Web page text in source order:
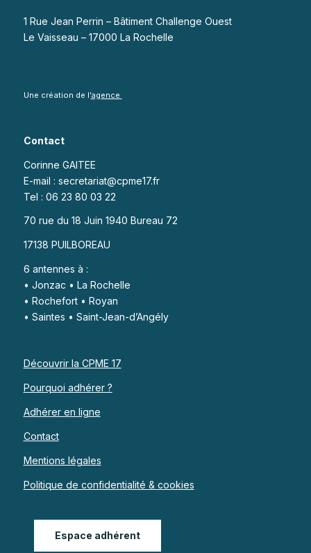
1 Rue Jean Perrin – Bâtiment Challenge Ouest
Le Vaisseau – 17000 La Rochelle
Une création de l’agence
Contact
Corinne GAITEE
E-mail : secretariat@cpme17.fr
Tel : 06 23 80 03 22
70 rue du 18 Juin 1940 Bureau 72
17138 PUILBOREAU
6 antennes à :
• Jonzac • La Rochelle
• Rochefort • Royan
• Saintes • Saint-Jean-d’Angély
Découvrir la CPME 17
Pourquoi adhérer ?
Adhérer en ligne
Contact
Mentions légales
Politique de confidentialité & cookies
Espace adhérent